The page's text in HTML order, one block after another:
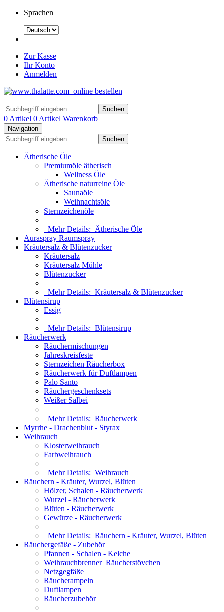
Sprachen
Zur Kasse
Ihr Konto
Anmelden
Suchen
0 Artikel 0 Artikel Warenkorb
Navigation
Suchen
Ätherische Öle
Premiumöle ätherisch
Wellness Öle
Ätherische naturreine Öle
Saunaöle
Weihnachtsöle
Sternzeichenöle
Mehr Details: Ätherische Öle
Auraspray Raumspray
Kräutersalz & Blütenzucker
Kräutersalz
Kräutersalz Mühle
Blütenzucker
Mehr Details: Kräutersalz & Blütenzucker
Blütensirup
Essig
Mehr Details: Blütensirup
Räucherwerk
Räuchermischungen
Jahreskreisfeste
Sternzeichen Räucherbox
Räucherwerk für Duftlampen
Palo Santo
Räuchergeschenksets
Weißer Salbei
Mehr Details: Räucherwerk
Myrrhe - Drachenblut - Styrax
Weihrauch
Klosterweihrauch
Farbweihrauch
Mehr Details: Weihrauch
Räuchern - Kräuter, Wurzel, Blüten
Hölzer, Schalen - Räucherwerk
Wurzel - Räucherwerk
Blüten - Räucherwerk
Gewürze - Räucherwerk
Mehr Details: Räuchern - Kräuter, Wurzel, Blüten
Räuchergefäße - Zubehör
Pfannen - Schalen - Kelche
Weihrauchbrenner_Räucherstövchen
Netzgegfäße
Räucherampeln
Duftlampen
Räucherzubehör